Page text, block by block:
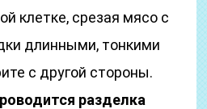
клетке, срезая мясо с
длинными, тонкими
с другой стороны.
разделка